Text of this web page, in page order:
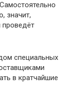
значит,
проведёт
специальных
в кратчайшие